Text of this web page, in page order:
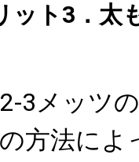
ット3．太
3メッツ
方法によ